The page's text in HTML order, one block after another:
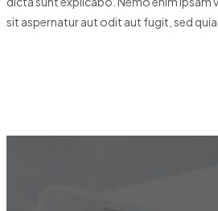
sit aspernatur aut odit aut fugit, sed quia